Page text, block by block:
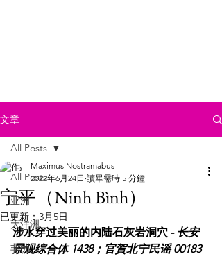
文章
All Posts
亚洲
大洋洲
非洲
All Posts
宁平（Ninh Bình）
Maximus Nostramabus
2022年6月24日 讀畢需時 5 分鐘
已更新：3月5日
涉水穿过美丽的内陆石灰岩洞穴 - 长安
景观综合体 1438；官賀北宁民谣 00183